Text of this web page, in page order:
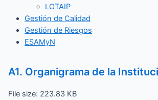
LOTAIP
Gestión de Calidad
Gestión de Riesgos
ESAMyN
A1. Organigrama de la
File size: 223.83 KB